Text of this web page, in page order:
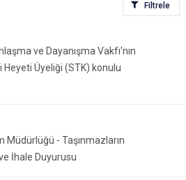
Ümraniye
Zeytinburnu
Arnavutköy
Beylikdüzü
Filtrele
ve Dayanışma Vakfı'nın
Üyeliği (STK) konulu
Müdürlüğü - Taşınmazların
İhale Duyurusu